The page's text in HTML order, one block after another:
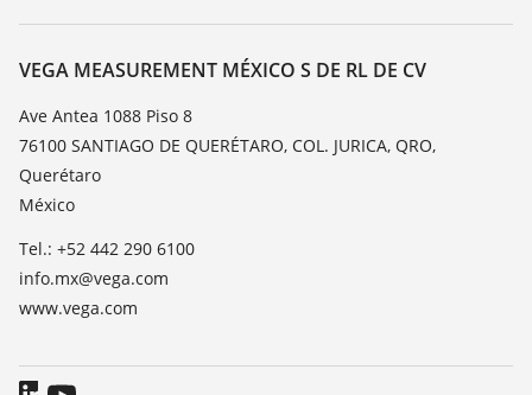
TeamViewer
Acerca de VEGA
Contacto
Notícias
Prensa
Blog
VEGA MEASUREMENT MÉXICO S DE RL DE CV
Ave Antea 1088 Piso 8
76100 SANTIAGO DE QUERÉTARO, COL. JURICA, QRO,
Querétaro
México
Tel.: +52 442 290 6100
info.mx@vega.com
www.vega.com